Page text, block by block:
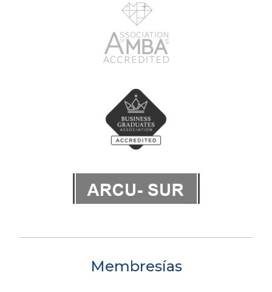
Membresías